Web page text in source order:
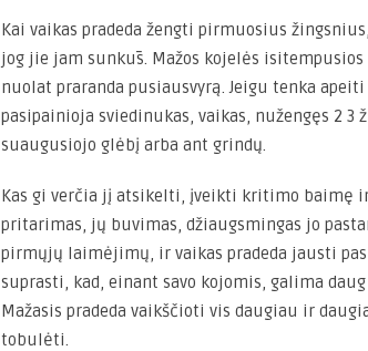
Kai vaikas pradeda žengti pirmuosius
jog jie jam sunkūs. Mažos kojelės
nuolat praranda pusiausvyrą. Jeigu tenka
pasipainioja sviedinukas, vaikas, nužengęs 2
suaugusiojo glėbį arba ant grindų.
Kas gi verčia jį atsikelti, įveikti kritimo baimę
pritarimas, jų buvimas, džiaugsmingas jo
pirmųjų laimėjimų, ir vaikas pradeda jausti
suprasti, kad, einant savo kojomis, galima
Mažasis pradeda vaikščioti vis daugiau ir
tobulėti.